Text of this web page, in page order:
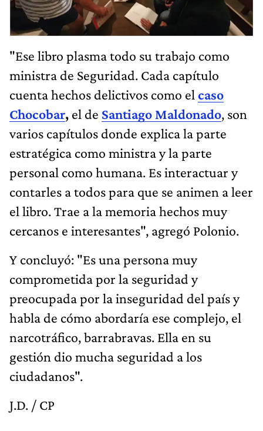
"Ese libro plasma todo su trabajo como
ministra de Seguridad. Cada capítulo
cuenta hechos delictivos como el caso
Chocobar, el de Santiago Maldonado, son
varios capítulos donde explica la parte
estratégica como ministra y la parte
personal como humana. Es interactuar y
contarles a todos para que se animen a leer
el libro. Trae a la memoria hechos muy
cercanos e interesantes", agregó Polonio.
Y concluyó: "Es una persona muy
comprometida por la seguridad y
preocupada por la inseguridad del país y
habla de cómo abordaría ese complejo, el
narcotráfico, barrabravas. Ella en su
gestión dio mucha seguridad a los
ciudadanos".
J.D. / CP